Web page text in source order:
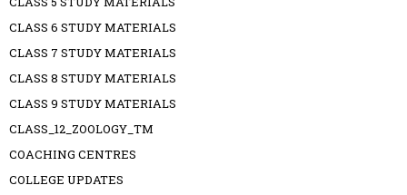
CLASS 6 STUDY MATERIALS
CLASS 7 STUDY MATERIALS
CLASS 8 STUDY MATERIALS
CLASS 9 STUDY MATERIALS
CLASS_12_ZOOLOGY_TM
COACHING CENTRES
COLLEGE UPDATES